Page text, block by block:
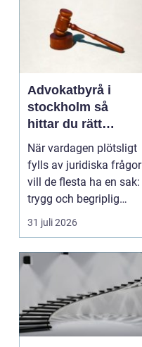
Advokatbyrå i
stockholm så
hittar du rätt
juridisk hjälp
När vardagen plötsligt
fylls av juridiska frågor
vill de flesta ha en sak:
trygg och begriplig
hjälp...
31 juli 2026